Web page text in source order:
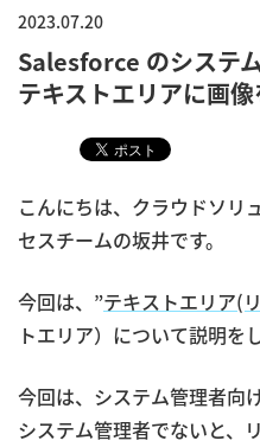
2023.07.20
Salesforce のシステ
テキストエリアに画
こんにちは、クラウドソ
セスチームの坂井です。
今回は、”テキストエリア(
トエリア）について説明を
今回は、システム管理者向
システム管理者でないと、